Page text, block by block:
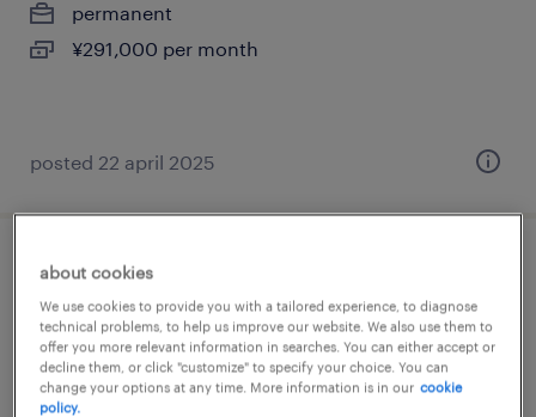
permanent
¥291,000 per month
posted 22 april 2025
流通・サービス系の営業事務
東京都品川区, 東京都
permanent
¥310,000 per month
about cookies
We use cookies to provide you with a tailored experience, to diagnose
technical problems, to help us improve our website. We also use them to
offer you more relevant information in searches. You can either accept or
decline them, or click "customize" to specify your choice. You can
change your options at any time. More information is in our cookie
policy.